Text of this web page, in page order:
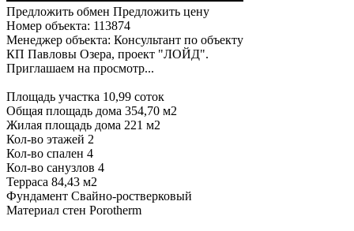
Предложить обмен Предложить цену
Номер объекта: 113874
Менеджер объекта: Консультант по объекту
КП Павловы Озера, проект "ЛОЙД".
Приглашаем на просмотр...
Площадь участка 10,99 соток
Общая площадь дома 354,70 м2
Жилая площадь дома 221 м2
Кол-во этажей 2
Кол-во спален 4
Кол-во санузлов 4
Терраса 84,43 м2
Фундамент Свайно-ростверковый
Материал стен Porotherm